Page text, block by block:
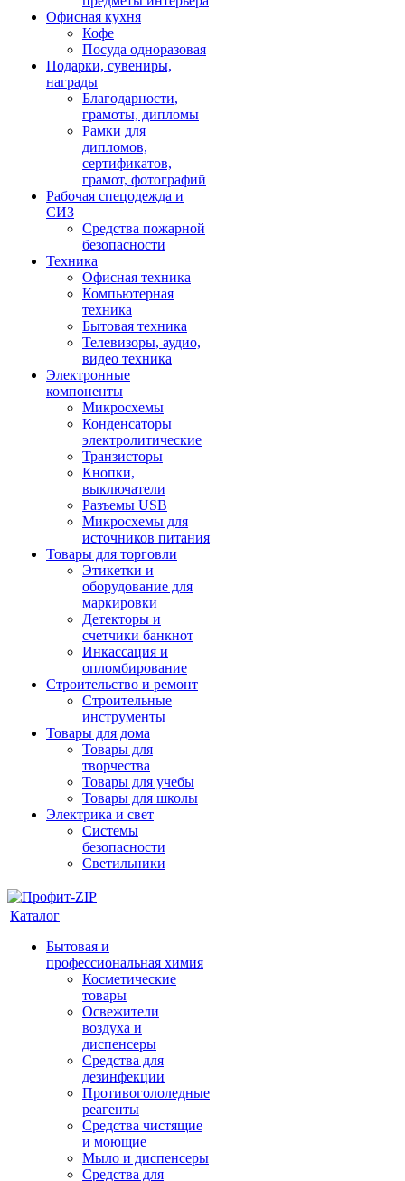
Офисная кухня
Кофе
Посуда одноразовая
Подарки, сувениры,
награды
Благодарности,
грамоты, дипломы
Рамки для
дипломов,
сертификатов,
грамот, фотографий
Рабочая спецодежда и
СИЗ
Средства пожарной
безопасности
Техника
Офисная техника
Компьютерная
техника
Бытовая техника
Телевизоры, аудио,
видео техника
Электронные
компоненты
Микросхемы
Конденсаторы
электролитические
Транзисторы
Кнопки,
выключатели
Разъемы USB
Микросхемы для
источников питания
Товары для торговли
Этикетки и
оборудование для
маркировки
Детекторы и
счетчики банкнот
Инкассация и
опломбирование
Строительство и ремонт
Строительные
инструменты
Товары для дома
Товары для
творчества
Товары для учебы
Товары для школы
Электрика и свет
Системы
безопасности
Светильники
Каталог
Бытовая и
профессиональная химия
Косметические
товары
Освежители
воздуха и
диспенсеры
Средства для
дезинфекции
Противогололедные
реагенты
Средства чистящие
и моющие
Мыло и диспенсеры
Средства для